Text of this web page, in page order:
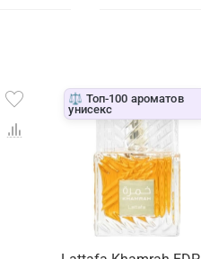
⚖️ Топ-100 ароматов
унисекс